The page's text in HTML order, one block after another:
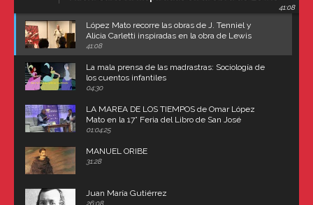
41:08
López Mato recorre las obras de J. Tenniel y
Alicia Carletti inspiradas en la obra de Lewis
Carroll
41:08
La mala prensa de las madrastras: Sociología de
los cuentos infantiles
04:30
LA MAREA DE LOS TIEMPOS de Omar López
Mato en la 17° Feria del Libro de San José
(Uruguay)
01:04:25
MANUEL ORIBE
31:28
Juan María Gutiérrez